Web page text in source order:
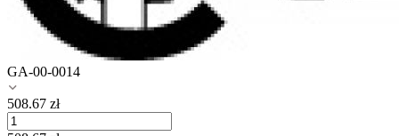
GA-00-0014
508.67 zł